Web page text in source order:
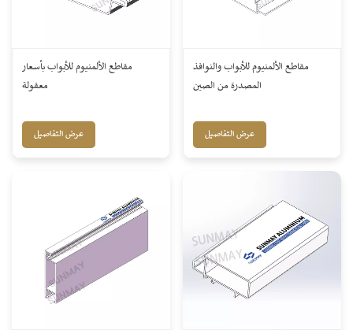
مقاطع الألمنيوم للأبواب بأسعار
معقولة
عرض التفاصيل
مقاطع الألمنيوم للأبواب والنوافذ
المصدرة من الصين
عرض التفاصيل